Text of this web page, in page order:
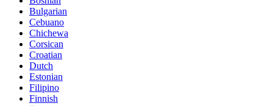
Bulgarian
Cebuano
Chichewa
Corsican
Croatian
Dutch
Estonian
Filipino
Finnish